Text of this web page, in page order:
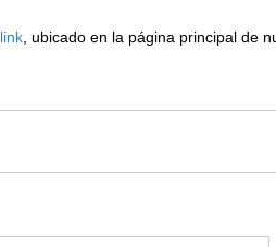
link, ubicado en la página principal de